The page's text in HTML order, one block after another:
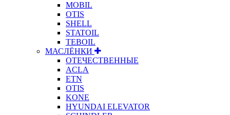
MOBIL
OTIS
SHELL
STATOIL
TEBOIL
МАСЛЁНКИ
ОТЕЧЕСТВЕННЫЕ
ACLA
ETN
OTIS
KONE
HYUNDAI ELEVATOR